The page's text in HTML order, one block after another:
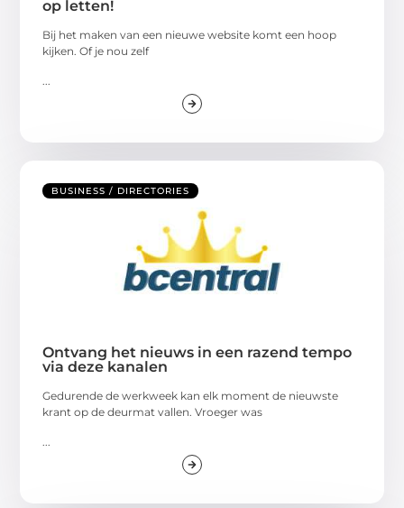
op letten!
Bij het maken van een nieuwe website komt een hoop
kijken. Of je nou zelf
BUSINESS / DIRECTORIES
Ontvang het nieuws in een razend tempo
via deze kanalen
Gedurende de werkweek kan elk moment de nieuwste
krant op de deurmat vallen. Vroeger was